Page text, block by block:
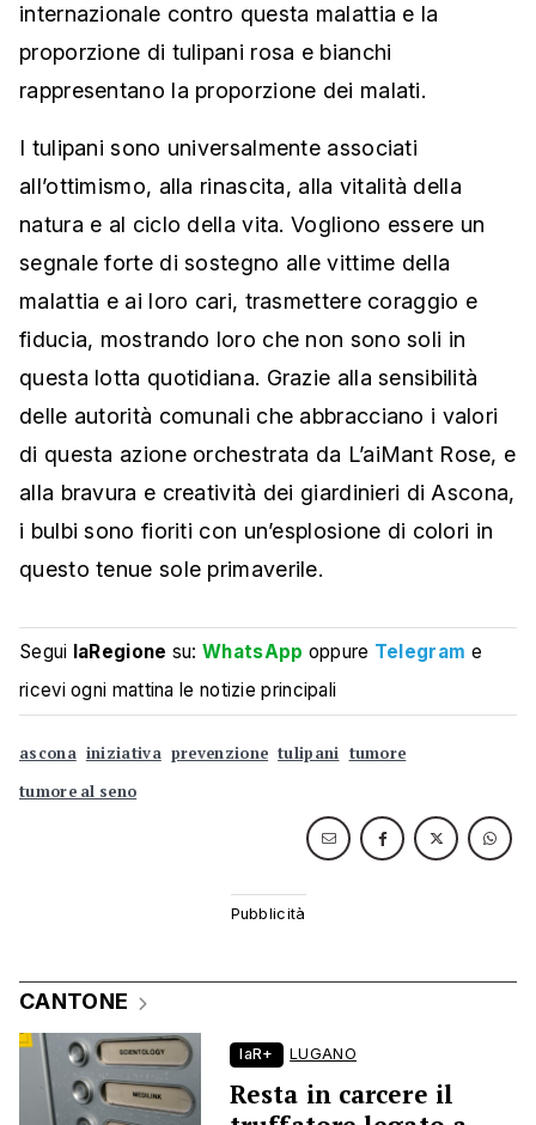
internazionale contro questa malattia e la
proporzione di tulipani rosa e bianchi
rappresentano la proporzione dei malati.
I tulipani sono universalmente associati
all’ottimismo, alla rinascita, alla vitalità della
natura e al ciclo della vita. Vogliono essere un
segnale forte di sostegno alle vittime della
malattia e ai loro cari, trasmettere coraggio e
fiducia, mostrando loro che non sono soli in
questa lotta quotidiana. Grazie alla sensibilità
delle autorità comunali che abbracciano i valori
di questa azione orchestrata da L’aiMant Rose, e
alla bravura e creatività dei giardinieri di Ascona,
i bulbi sono fioriti con un’esplosione di colori in
questo tenue sole primaverile.
Segui laRegione su:WhatsApp oppure Telegram e
ricevi ogni mattina le notizie principali
ascona iniziativa prevenzione tulipani tumore
tumore al seno
CANTONE
laR+ LUGANO
Resta in carcere il